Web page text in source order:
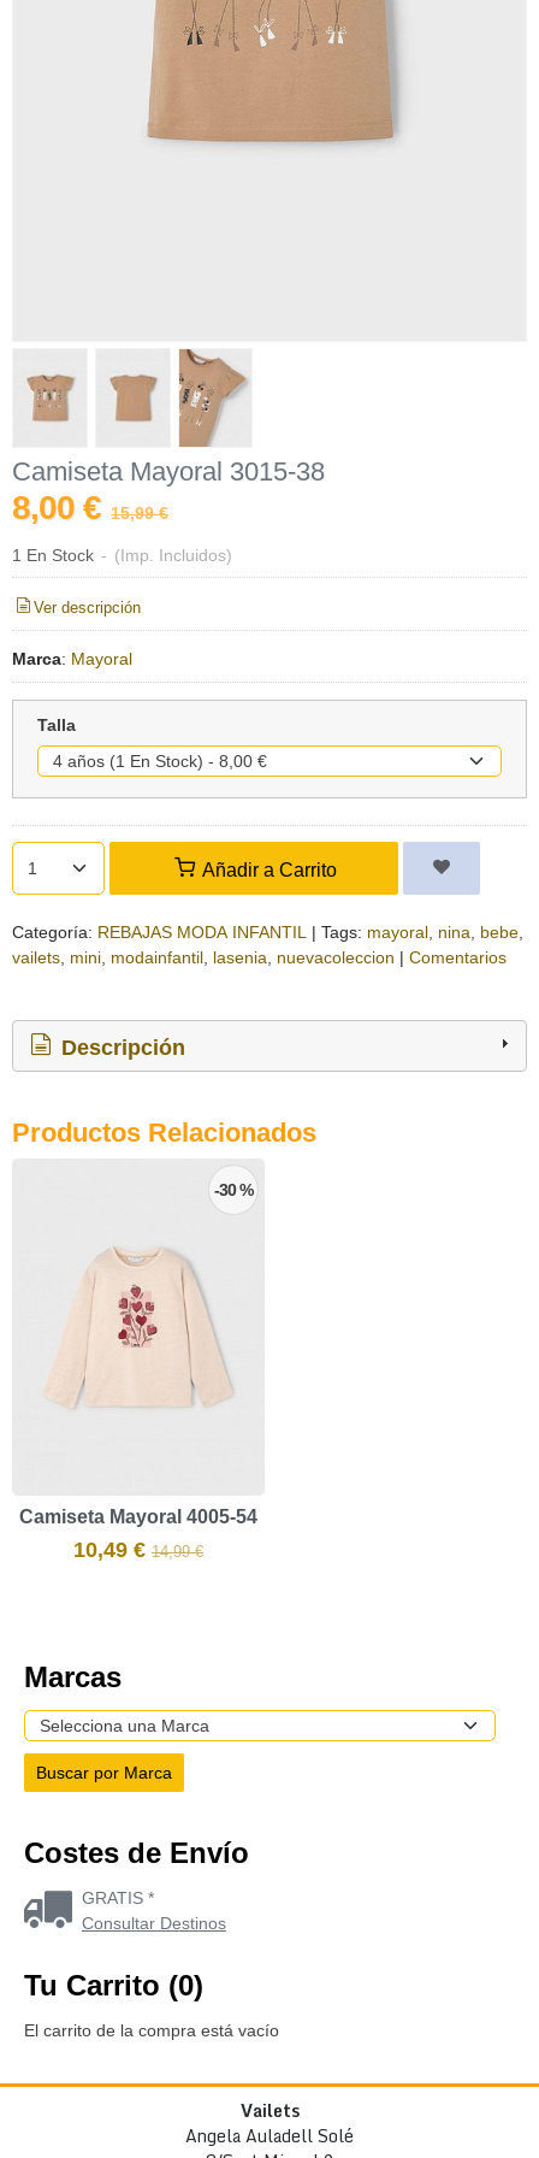
Camiseta Mayoral 3015-38
8,00 € 15,99 €
1 En Stock - (Imp. Incluidos)
Ver descripción
Marca: Mayoral
Talla
Añadir a Carrito
Categoría: REBAJAS MODA INFANTIL | Tags: mayoral nina bebe
vailets mini modainfantil lasenia nuevacoleccion | Comentarios
Descripción
Productos Relacionados
-30 %
Camiseta Mayoral 4005-54
10,49 € 14,99 €
Marcas
Costes de Envío
GRATIS *
Consultar Destinos
Tu Carrito (0)
El carrito de la compra está vacío
Vailets
Angela Auladell Solé